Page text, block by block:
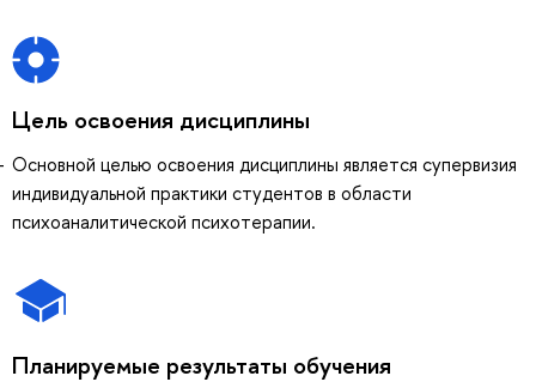
Цель освоения дисциплины
Основной целью освоения дисциплины является супервизия
индивидуальной практики студентов в области
психоаналитической психотерапии.
Планируемые результаты обучения